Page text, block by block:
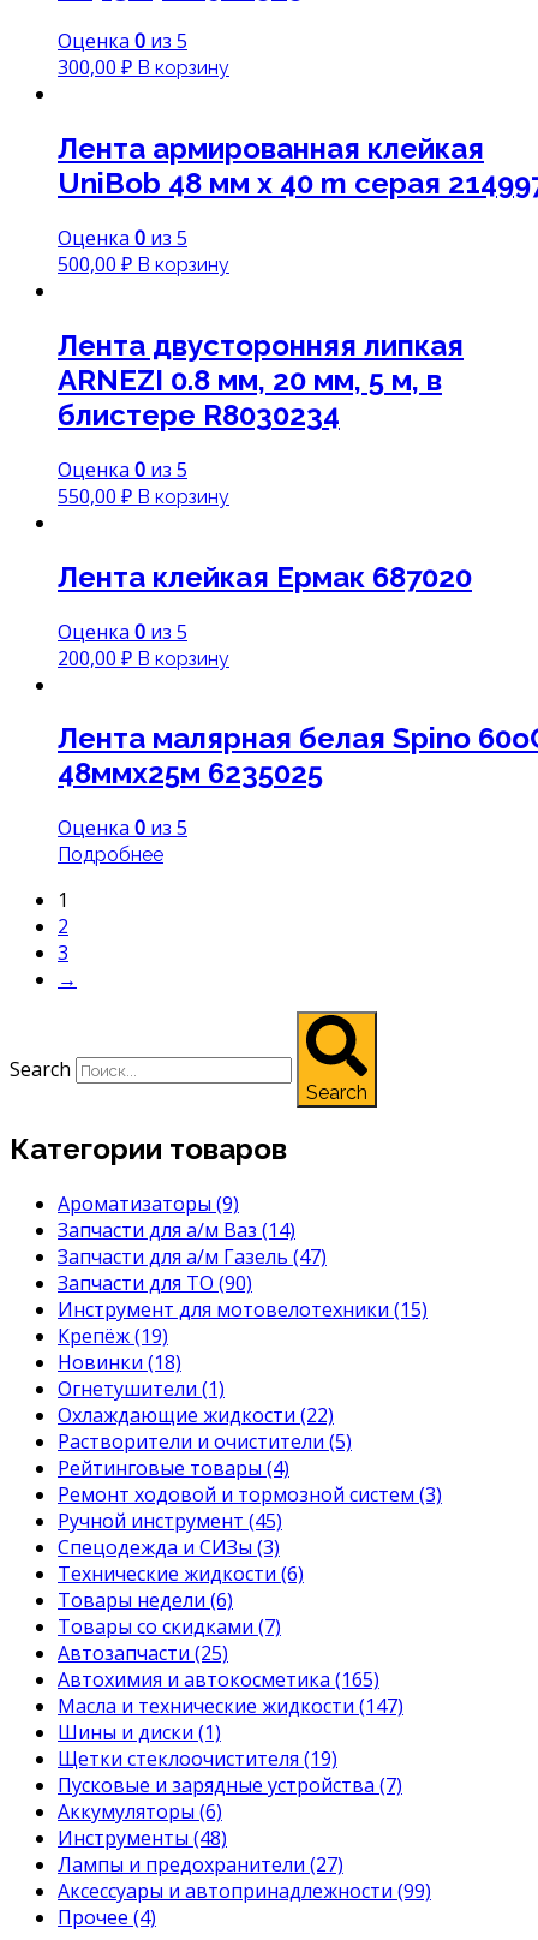
Оценка 0 из 5
300,00 ₽ В корзину
Лента армированная клейкая
UniBob 48 мм х 40 m серая
Оценка 0 из 5
500,00 ₽ В корзину
Лента двусторонняя липкая
ARNEZI 0.8 мм, 20 мм, 5 м, в
блистере R8030234
Оценка 0 из 5
550,00 ₽ В корзину
Лента клейкая Ермак 687020
Оценка 0 из 5
200,00 ₽ В корзину
Лента малярная белая Spino
48ммx25м 6235025
Оценка 0 из 5
Подробнее
1
2
3
→
Search
Search
Категории товаров
Ароматизаторы (9)
Запчасти для а/м Ваз (14)
Запчасти для а/м Газель (47)
Запчасти для ТО (90)
Инструмент для мотовелотехники (15)
Крепёж(19)
Новинки (18)
Огнетушители (1)
Охлаждающие жидкости (22)
Растворители и очистители (5)
Рейтинговые товары (4)
Ремонт ходовой и тормозной систем (3)
Ручной инструмент (45)
Спецодежда и СИЗы (3)
Технические жидкости (6)
Товары недели (6)
Товары со скидками (7)
Автозапчасти (25)
Автохимия и автокосметика (165)
Масла и технические жидкости (147)
Шины и диски (1)
Щетки стеклоочистителя (19)
Пусковые и зарядные устройства (7)
Аккумуляторы (6)
Инструменты (48)
Лампы и предохранители (27)
Аксессуары и автопринадлежности (99)
Прочее (4)